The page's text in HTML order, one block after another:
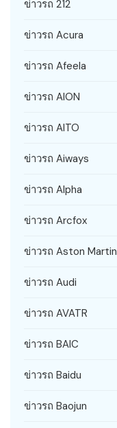
ข่าวรถ 212
ข่าวรถ Acura
ข่าวรถ Afeela
ข่าวรถ AION
ข่าวรถ AITO
ข่าวรถ Aiways
ข่าวรถ Alpha
ข่าวรถ Arcfox
ข่าวรถ Aston Martin
ข่าวรถ Audi
ข่าวรถ AVATR
ข่าวรถ BAIC
ข่าวรถ Baidu
ข่าวรถ Baojun